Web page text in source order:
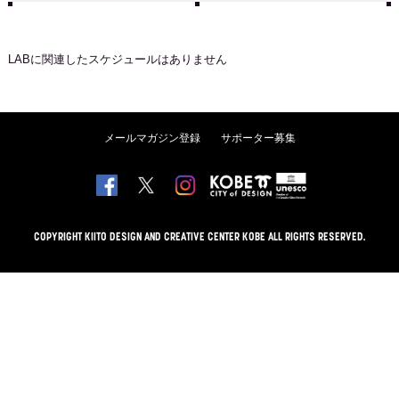
LABに関連したスケジュールはありません
メールマガジン登録 サポーター募集
COPYRIGHT KIITO DESIGN AND CREATIVE CENTER KOBE ALL RIGHTS RESERVED.